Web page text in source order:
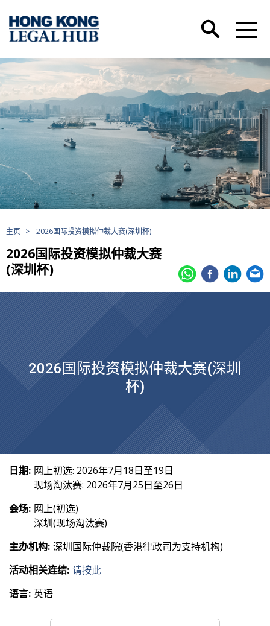
主页 > 2026国际投资模拟仲裁大赛(深圳杯)
2026国际投资模拟仲裁大赛
(深圳杯)
2026国际投资模拟仲裁大赛(深圳
杯)
日期: 网上初选: 2026年7月18日至19日
现场淘汰赛: 2026年7月25日至26日
会场: 网上(初选)
深圳(现场淘汰赛)
主办机构: 深圳国际仲裁院(香港律政司为支持机构)
活动相关连结: 请按此
语言: 英语